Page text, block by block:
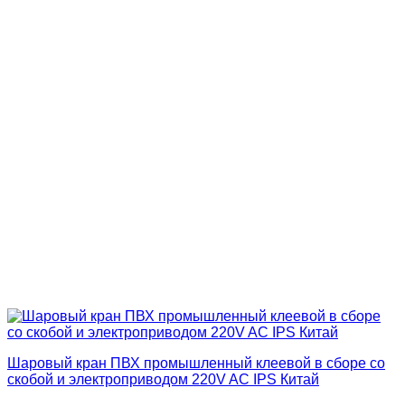
Шаровый кран ПВХ промышленный клеевой в сборе со
скобой и электроприводом 220V AC IPS Китай